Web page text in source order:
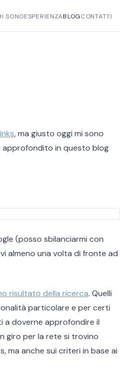
SONOESPERIENZABLOGCONTATTI
, ma giusto oggi mi sono
approfondito in questo blog
(posso sbilanciarmi con
almeno una volta di fronte ad
risultato della ricerca. Quelli
particolare e per certi
a doverne approfondire il
giro per la rete si trovino
ma anche sui criteri in base ai